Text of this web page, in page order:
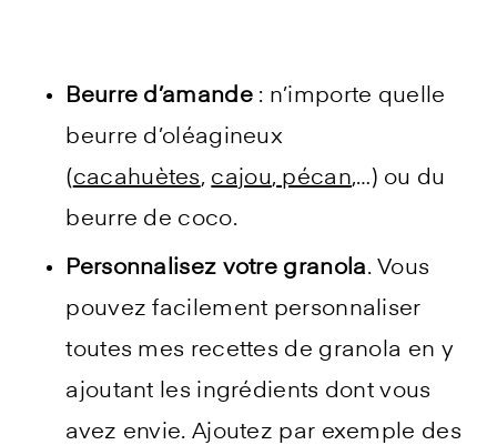
Beurre d’amande: n’importe quelle
beurre d’oléagineux
(cacahuètes, cajou, pécan,…) ou du
beurre de coco.
Personnalisez votre granola. Vous
pouvez facilement personnaliser
toutes mes recettes de granola en y
ajoutant les ingrédients dont vous
avez envie. Ajoutez par exemple des